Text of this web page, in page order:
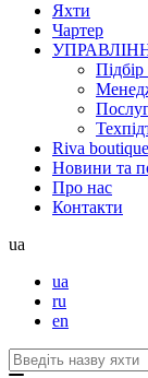
Яхти
Чартер
Riva boutique
Новини та
Про нас
Контакти
ua
ua
ru
en